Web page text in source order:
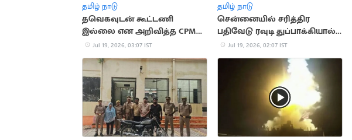
தமிழ் நாடு
தவெகவுடன் கூட்டணி
இல்லை என அறிவித்த CPM
சண்முகம்
Jul 19, 2026, 03:07 IST
தமிழ் நாடு
சென்னையில் சரித்திர
பதிவேடு ரவுடி துப்பாக்கியால்
சுட்டுப்பிடிப்பு
Jul 19, 2026, 02:07 IST